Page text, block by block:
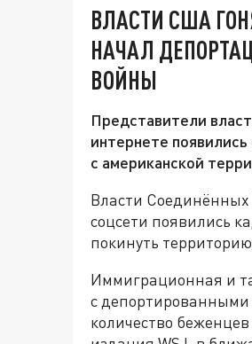
ВЛАСТИ США
НАЧАЛ
ВОЙНЫ
Представители
интернете
с американской
Власти
соцсети появились
покинуть
Иммиграционная и
с депортированными
количество